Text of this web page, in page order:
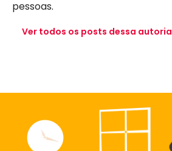
pessoas.
Ver todos os posts dessa autoria